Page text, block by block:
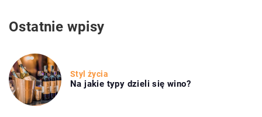
Ostatnie wpisy
Styl życia
Na jakie typy dzieli się wino?